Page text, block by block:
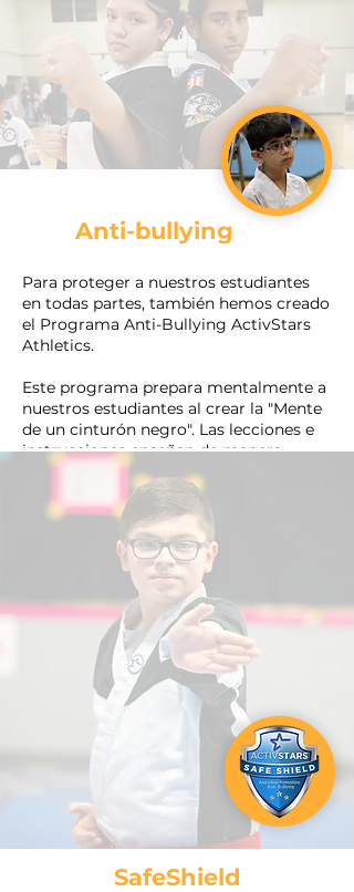
Anti-bullying
Para proteger a nuestros estudiantes
en todas partes, también hemos creado
el Programa Anti-Bullying ActivStars
Athletics.
Este programa prepara mentalmente a
nuestros estudiantes al crear la "Mente
de un cinturón negro". Las lecciones e
instrucciones enseñan de manera
efectiva a nuestros estudiantes a
prepararse y manejar mejor un ataque
verbal de un acosador. Aprenden cómo
identificar estas amenazas, responder y
ser resilientes frente a tales desafíos.
SafeShield